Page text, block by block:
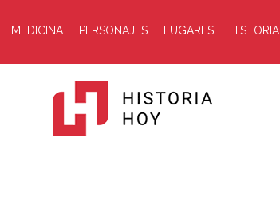
MEDICINA PERSONAJES LUGARES HISTORIA